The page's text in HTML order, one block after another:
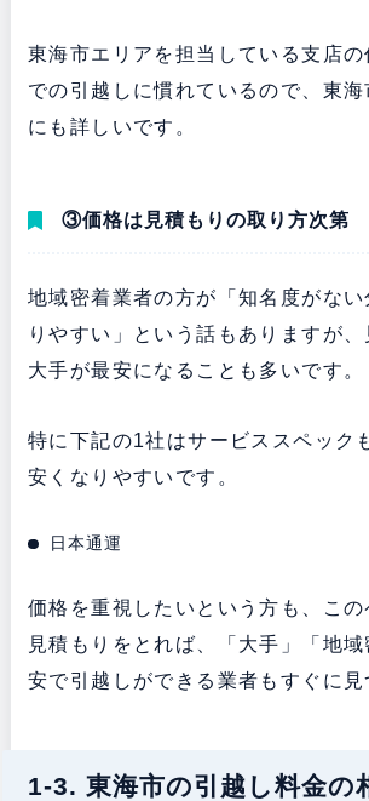
東海市エリアを担当している支店
での引越しに慣れているので、東海
にも詳しいです。
③価格は見積もりの取り方次第
地域密着業者の方が「知名度がな
りやすい」という話もありますが
大手が最安になることも多いです。
特に下記の1社はサービススペック
安くなりやすいです。
日本通運
価格を重視したいという方も、この
見積もりをとれば、「大手」「地
安で引越しができる業者もすぐに見
1-3. 東海市の引越し料金の